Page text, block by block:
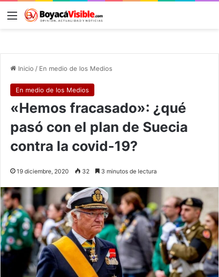
Menú
Inicio / En medio de los Medios
En medio de los Medios
«Hemos fracasado»: ¿qué
pasó con el plan de Suecia
contra la covid-19?
19 diciembre, 2020 32 3 minutos de lectura